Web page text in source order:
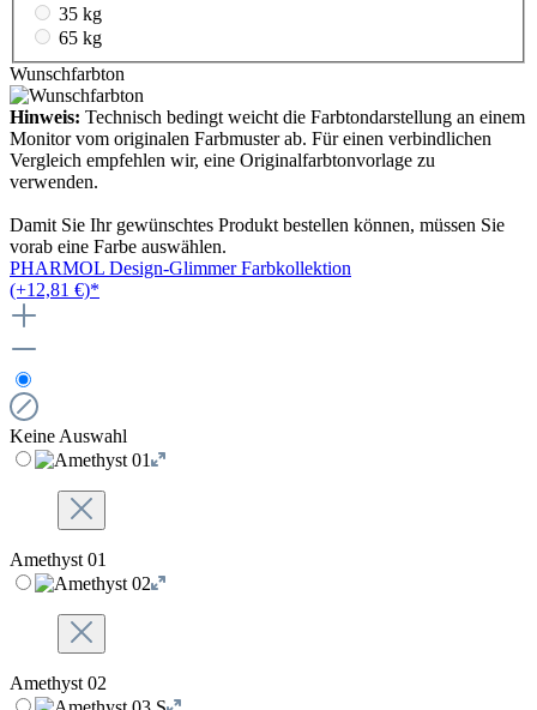
35 kg
65 kg
Wunschfarbton
Hinweis: Technisch bedingt weicht die Farbtondarstellung an einem
Monitor vom originalen Farbmuster ab. Für einen verbindlichen
Vergleich empfehlen wir, eine Originalfarbtonvorlage zu
verwenden.
Damit Sie Ihr gewünschtes Produkt bestellen können, müssen Sie
vorab eine Farbe auswählen.
PHARMOL Design-Glimmer Farbkollektion
(+12,81 €)*
Keine Auswahl
Amethyst 01
Amethyst 02